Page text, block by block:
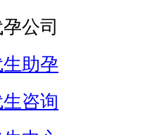
公司
助孕
咨询